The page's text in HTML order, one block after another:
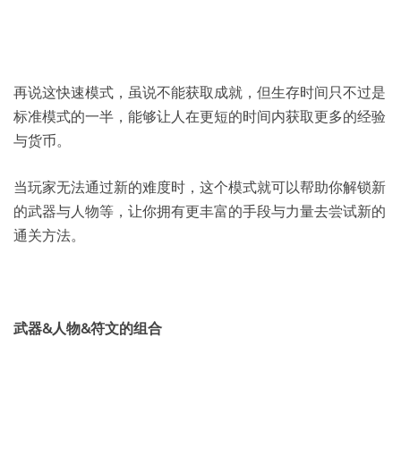
再说这快速模式，虽说不能获取成就，但生存时间只不过是
标准模式的一半，能够让人在更短的时间内获取更多的经验
与货币。
当玩家无法通过新的难度时，这个模式就可以帮助你解锁新
的武器与人物等，让你拥有更丰富的手段与力量去尝试新的
通关方法。
武器&人物&符文的组合